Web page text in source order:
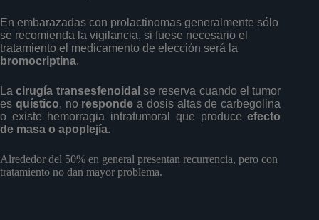
En embarazadas con prolactinomas generalmente sólo
se recomienda la vigilancia, si fuese necesario el
tratamiento el medicamento de elección será la
bromocriptina.
Lacirugía transesfenoidal se reserva cuando el tumor
es quístico, no responde a dosis altas de carbegolina
o existe hemorragia intratumoral que produceefecto
de masa o apoplejía.
Alrededor del 50% en general presentan recurrencia, pero con
tratamiento no dan mayor problema.